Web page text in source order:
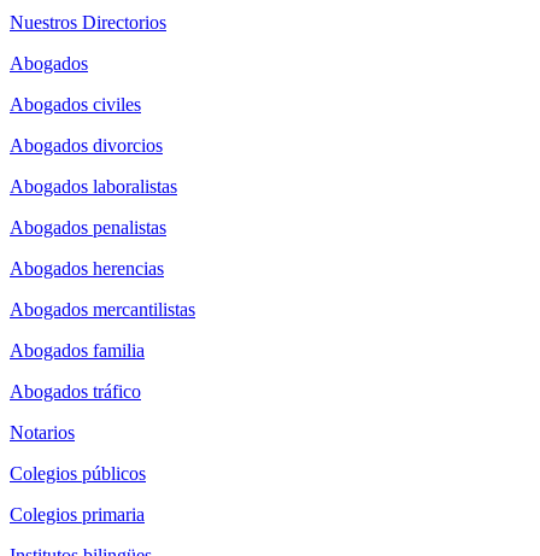
Nuestros Directorios
Abogados
Abogados civiles
Abogados divorcios
Abogados laboralistas
Abogados penalistas
Abogados herencias
Abogados mercantilistas
Abogados familia
Abogados tráfico
Notarios
Colegios públicos
Colegios primaria